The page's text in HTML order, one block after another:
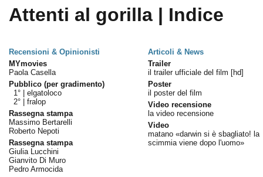
Attenti al gorilla | Indice
Recensioni & Opinionisti
Articoli & News
MYmovies
Paola Casella
Pubblico (per gradimento)
1° | elgatoloco
2° | fralop
Rassegna stampa
Massimo Bertarelli
Roberto Nepoti
Rassegna stampa
Giulia Lucchini
Gianvito Di Muro
Pedro Armocida
Trailer
il trailer ufficiale del film [hd]
Poster
il poster del film
Video recensione
la video recensione
Video
matano «darwin si è sbagliato! la
scimmia viene dopo l'uomo»